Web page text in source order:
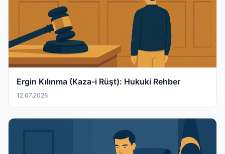
Ergin Kılınma (Kaza-i Rüşt): Hukuki Rehber
12.07.2026